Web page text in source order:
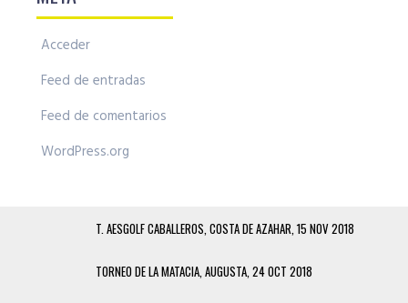
Acceder
Feed de entradas
Feed de comentarios
WordPress.org
T. AESGOLF CABALLEROS, COSTA DE AZAHAR, 15 NOV 2018
TORNEO DE LA MATACIA, AUGUSTA, 24 OCT 2018